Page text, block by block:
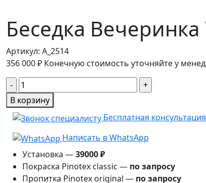
Беседка Вечеринка
Артикул: A_2514
356 000₽ Конечную стоимость уточняйте у
Количество
товара
Беседка
Вечеринка
7х5
В корзину
Бесплатная консультация
Написать в WhatsApp
Установка —39000 ₽
Покраска Pinotex classic — по запросу
Пропитка Pinotex original — по запросу